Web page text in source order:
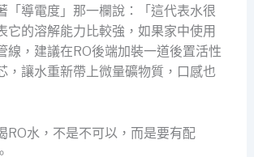
「導電度」那一欄說：「這代表水很
它的溶解能力比較強，如果家中使用
線，建議在RO後端加裝一道後置活性
，讓水重新帶上微量礦物質，口感也
RO水，不是不可以，而是要有配